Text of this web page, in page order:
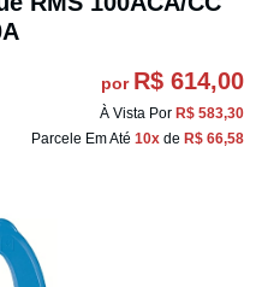
por R$ 614,00
À Vista Por R$ 583,30
Parcele Em Até 10x de R$ 66,58